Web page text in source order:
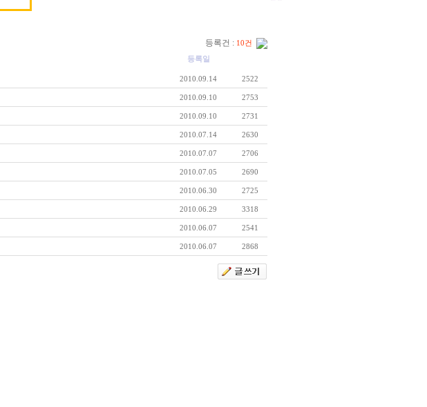
등록건 : 10건
등록일
2010.09.14 2522
2010.09.10 2753
2010.09.10 2731
2010.07.14 2630
2010.07.07 2706
2010.07.05 2690
2010.06.30 2725
2010.06.29 3318
2010.06.07 2541
2010.06.07 2868